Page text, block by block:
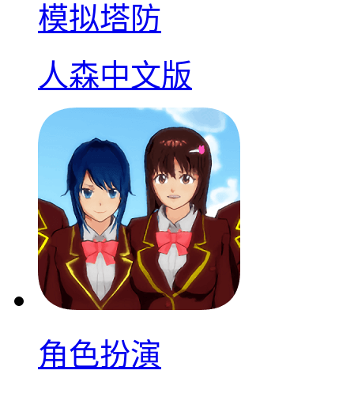
模拟塔防
人森中文版
角色扮演